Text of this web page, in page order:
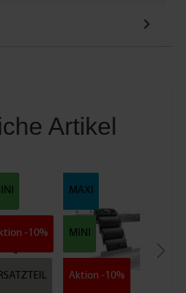
Artikel
-10%
MAXI
MINI
Aktion -10%